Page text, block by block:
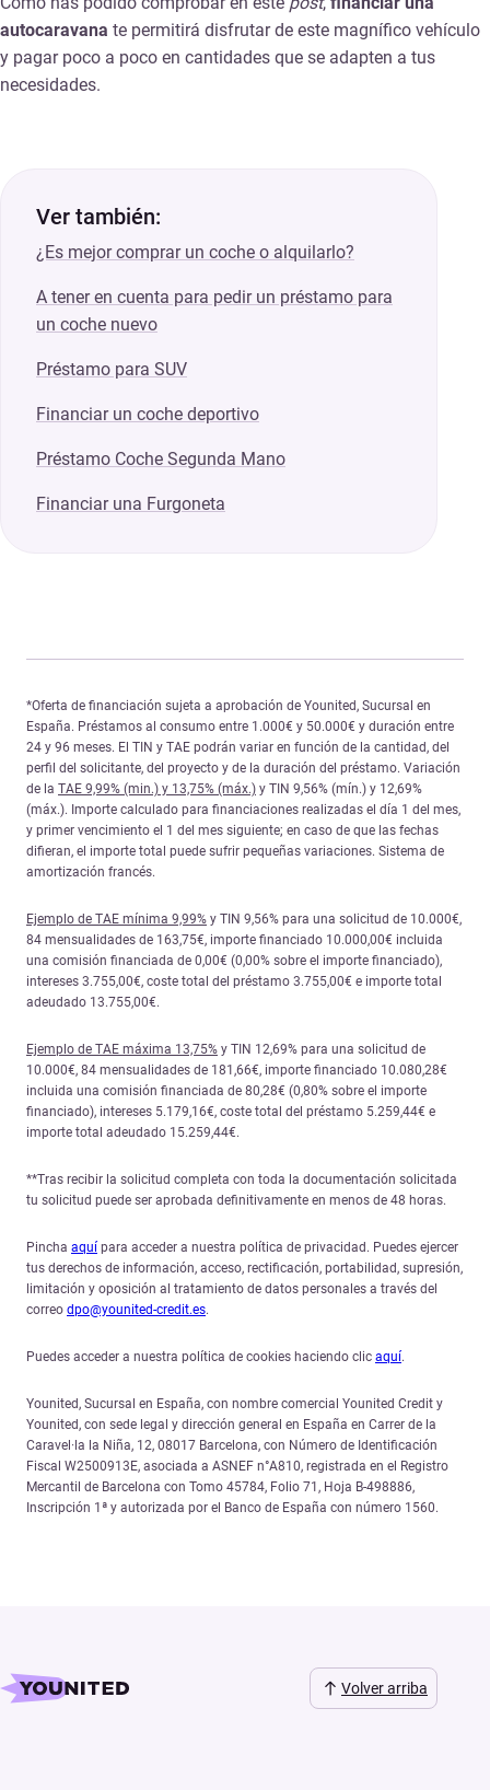
autocaravana te permitirá disfrutar de este magnífico vehículo
y pagar poco a poco en cantidades que se adapten a tus
necesidades.
Ver también:
¿Es mejor comprar un coche o alquilarlo?
A tener en cuenta para pedir un préstamo para
un coche nuevo
Préstamo para SUV
Financiar un coche deportivo
Préstamo Coche Segunda Mano
Financiar una Furgoneta
*Oferta de financiación sujeta a aprobación de Younited, Sucursal en
España. Préstamos al consumo entre 1.000€ y 50.000€ y duración entre
24 y 96 meses. El TIN y TAE podrán variar en función de la cantidad, del
perfil del solicitante, del proyecto y de la duración del préstamo. Variación
de la TAE 9,99% (min.) y 13,75% (máx.) y TIN 9,56% (mín.) y 12,69%
(máx.). Importe calculado para financiaciones realizadas el día 1 del mes,
y primer vencimiento el 1 del mes siguiente; en caso de que las fechas
difieran, el importe total puede sufrir pequeñas variaciones. Sistema de
amortización francés.
Ejemplo de TAE mínima 9,99% y TIN 9,56% para una solicitud de 10.000€,
84 mensualidades de 163,75€, importe financiado 10.000,00€ incluida
una comisión financiada de 0,00€ (0,00% sobre el importe financiado),
intereses 3.755,00€, coste total del préstamo 3.755,00€ e importe total
adeudado 13.755,00€.
Ejemplo de TAE máxima 13,75% y TIN 12,69% para una solicitud de
10.000€, 84 mensualidades de 181,66€, importe financiado 10.080,28€
incluida una comisión financiada de 80,28€ (0,80% sobre el importe
financiado), intereses 5.179,16€, coste total del préstamo 5.259,44€ e
importe total adeudado 15.259,44€.
**Tras recibir la solicitud completa con toda la documentación solicitada
tu solicitud puede ser aprobada definitivamente en menos de 48 horas.
Pincha aquí para acceder a nuestra política de privacidad. Puedes ejercer
tus derechos de información, acceso, rectificación, portabilidad, supresión,
limitación y oposición al tratamiento de datos personales a través del
correo dpo@younited-credit.es.
Puedes acceder a nuestra política de cookies haciendo clic aquí.
Younited, Sucursal en España, con nombre comercial Younited Credit y
Younited, con sede legal y dirección general en España en Carrer de la
Caravel·la la Niña, 12, 08017 Barcelona, con Número de Identificación
Fiscal W2500913E, asociada a ASNEF n°A810, registrada en el Registro
Mercantil de Barcelona con Tomo 45784, Folio 71, Hoja B-498886,
Inscripción 1ª y autorizada por el Banco de España con número 1560.
Volver arriba